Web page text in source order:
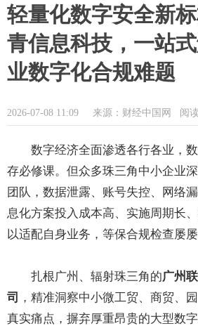
轻量化数字安全新
青信息科技，一站
业数字化合规难题
2026-07-08 11:09 来源：财经中国网 阅
数字经济全面渗透各行各业，
存必修课。但众多珠三角中小企业
团队，数据泄露、账号失控、网络
息化方案投入成本高、实施周期长
以适配自身业务，等保合规检查屡屡
扎根广州、辐射珠三角的广州
司 ，精准洞察中小微工贸、商贸、
真实痛点，摒弃厚重昂贵的大型数